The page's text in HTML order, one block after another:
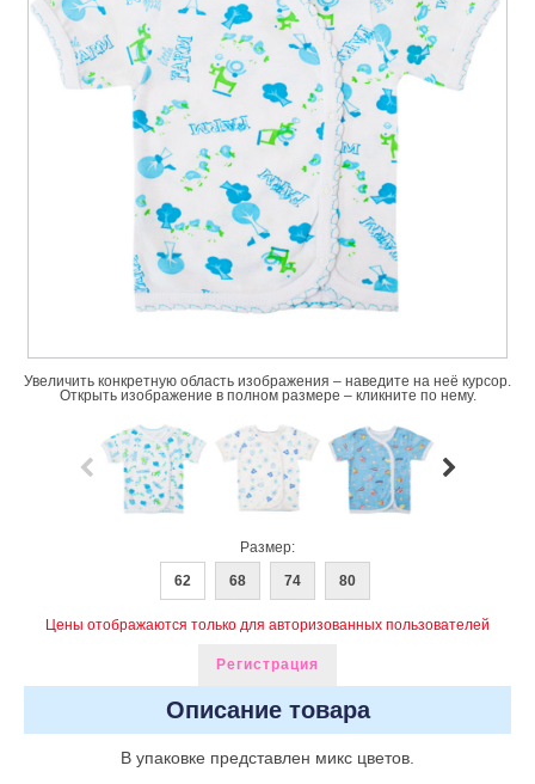
Увеличить конкретную область изображения – наведите на неё курсор.
Открыть изображение в полном размере – кликните по нему.
Размер:
62
68 74 80
Цены отображаются только для авторизованных пользователей
Регистрация
Описание товара
В упаковке представлен микс цветов.